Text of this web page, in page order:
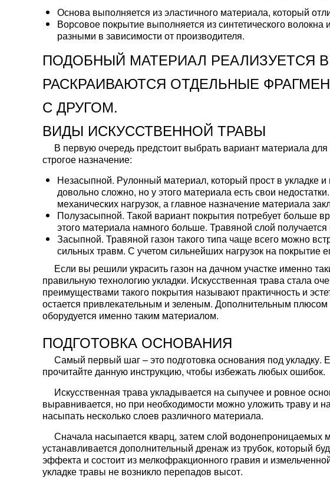
Основа выполняется из эластичного материала, который
Ворсовое покрытие выполняется из синтетического
разными в зависимости от производителя.
ПОДОБНЫЙ МАТЕРИАЛ РЕАЛИЗУЕТСЯ
РАСКРАИВАЮТСЯ ОТДЕЛЬНЫЕ
С ДРУГОМ.
ВИДЫ ИСКУССТВЕННОЙ ТРАВЫ
В первую очередь предстоит выбрать вариант материала для
строгое назначение:
Незасыпной. Рулонный материал, который прост в укладке
довольно сложно, но у этого материала есть свои
механических нагрузок, а главное назначение материала
Полузасыпной. Такой вариант покрытия потребует больше
этого материала намного больше. Травяной слой
Засыпной. Травяной газон такого типа чаще всего можно
сильных травм. С учетом сильнейших нагрузок на покрытие
Если вы решили украсить газон на дачном участке именно
правильную технологию укладки. Искусственная трава стала
преимуществами такого покрытия называют практичность и
остается привлекательным и зеленым. Дополнительным плюсом
оборудуется именно таким материалом.
ПОДГОТОВКА ОСНОВАНИЯ
Самый первый шаг – это подготовка основания под укладку.
прочитайте данную инструкцию, чтобы избежать любых ошибок.
Искусственная трава укладывается на сыпучее и ровное
выравнивается, но при необходимости можно уложить траву и
насыпать несколько слоев различного материала.
Сначала насыпается кварц, затем слой водонепроницаемых
устанавливается дополнительный дренаж из трубок, который
эффекта и состоит из мелкофракционного гравия и
укладке травы не возникло перепадов высот.